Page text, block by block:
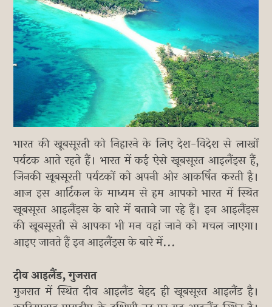
भारत की खूबसूरती को निहारने के लिए देश-विदेश से लाखों
पर्यटक आते रहते हैं। भारत में कई ऐसे खूबसूरत आइलैंड्स हैं,
जिनकी खूबसूरती पर्यटकों को अपनी ओर आकर्षित करती है।
आज इस आर्टिकल के माध्यम से हम आपको भारत में स्थित
खूबसूरत आइलैंड्स के बारे में बताने जा रहे हैं। इन आइलैंड्स
की खूबसूरती से आपका भी मन वहां जाने को मचल जाएगा।
आइए जानते हैं इन आइलैंड्स के बारे में...
दीव आइलैंड, गुजरात
गुजरात में स्थित दीव आइलैंड बेहद ही खूबसूरत आइलैंड है।